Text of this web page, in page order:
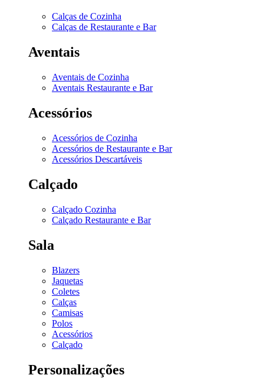
Calças de Cozinha
Calças de Restaurante e Bar
Aventais
Aventais de Cozinha
Aventais Restaurante e Bar
Acessórios
Acessórios de Cozinha
Acessórios de Restaurante e Bar
Acessórios Descartáveis
Calçado
Calçado Cozinha
Calçado Restaurante e Bar
Sala
Blazers
Jaquetas
Coletes
Calças
Camisas
Polos
Acessórios
Calçado
Personalizações